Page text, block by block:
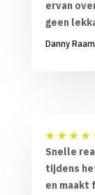
ervan
geen
Danny
★ ★ ★ ★
Snelle
tijdens
en maakt